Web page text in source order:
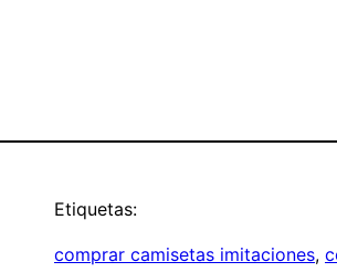
Etiquetas:
comprar camisetas imitaciones,